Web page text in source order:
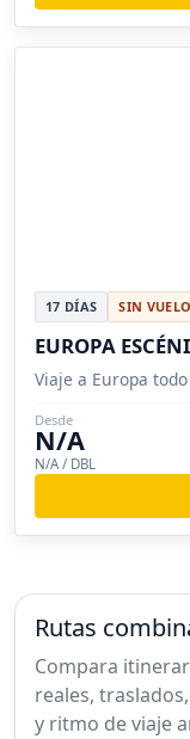
17 DÍAS SIN VUELO
EUROPA
Viaje a Europa
Desde
N/A
N/A / DBL
Rutas
Compara
reales,
y ritmo de viaje